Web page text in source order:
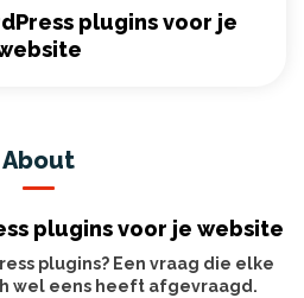
plugins voor je
About
plugins voor je website
plugins? Een vraag die elke
wel eens heeft afgevraagd.